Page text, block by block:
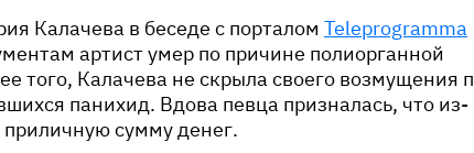
Калачева в беседе с порталом Teleprogramma
артист умер по причине полиорганной
того, Калачева не скрыла своего возмущения
панихид. Вдова певца призналась, что из-
приличную сумму денег.